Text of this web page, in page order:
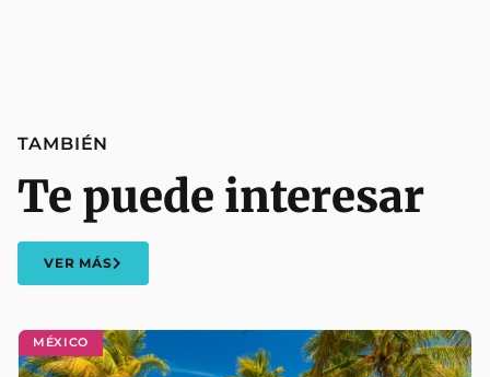
MÉXICO
TAMBIÉN
Te puede interesar
VER MÁS